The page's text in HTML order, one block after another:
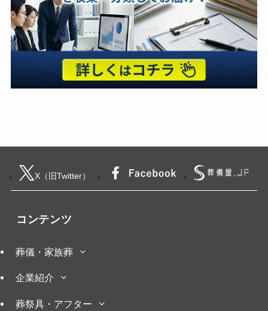
X（旧Twitter）
コンテンツ
葬儀・家族葬
企業紹介
葬祭具・アフター